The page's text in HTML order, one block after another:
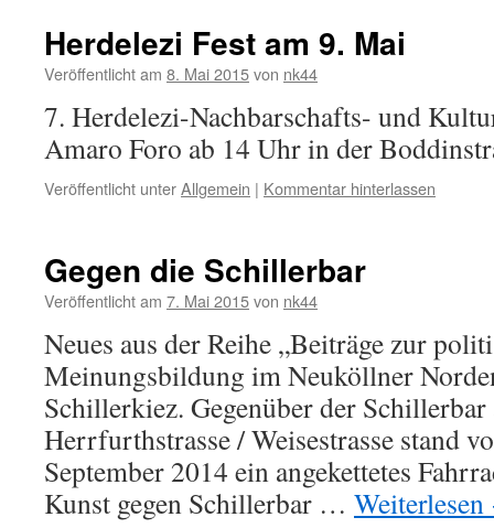
Herdelezi Fest am 9. Mai
Veröffentlicht am 8. Mai 2015von nk44
7. Herdelezi-Nachbarschafts- und
Amaro Foro ab 14 Uhr in der
Veröffentlicht unterAllgemein | Kommentar hinterlassen
Gegen die Schillerbar
Veröffentlicht am 7. Mai 2015von nk44
Neues aus der Reihe „Beiträge zur
Meinungsbildung im Neuköllner
Schillerkiez. Gegenüber der Schillerbar
Herrfurthstrasse / Weisestrasse stand
September 2014 ein angekettetes
Kunst gegen Schillerbar … Weiterlesen